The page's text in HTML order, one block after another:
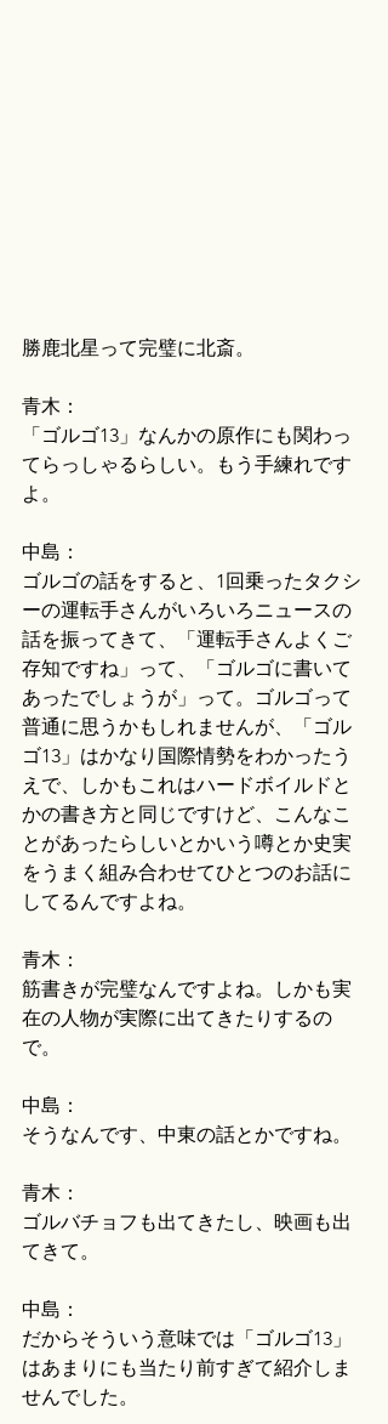
勝鹿北星って完璧に北斎。
青木：
「ゴルゴ13」なんかの原作にも関わっ
てらっしゃるらしい。もう手練れです
よ。
中島：
ゴルゴの話をすると、1回乗ったタクシ
ーの運転手さんがいろいろニュースの
話を振ってきて、「運転手さんよくご
存知ですね」って、「ゴルゴに書いて
あったでしょうが」って。ゴルゴって
普通に思うかもしれませんが、「ゴル
ゴ13」はかなり国際情勢をわかったう
えで、しかもこれはハードボイルドと
かの書き方と同じですけど、こんなこ
とがあったらしいとかいう噂とか史実
をうまく組み合わせてひとつのお話に
してるんですよね。
青木：
筋書きが完璧なんですよね。しかも実
在の人物が実際に出てきたりするの
で。
中島：
そうなんです、中東の話とかですね。
青木：
ゴルバチョフも出てきたし、映画も出
てきて。
中島：
だからそういう意味では「ゴルゴ13」
はあまりにも当たり前すぎて紹介しま
せんでした。